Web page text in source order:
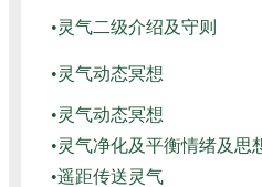
•灵气二级介绍及守则
•灵气动态冥想
•灵气动态冥想
•灵气净化及平衡情绪及思
•遥距传送灵气